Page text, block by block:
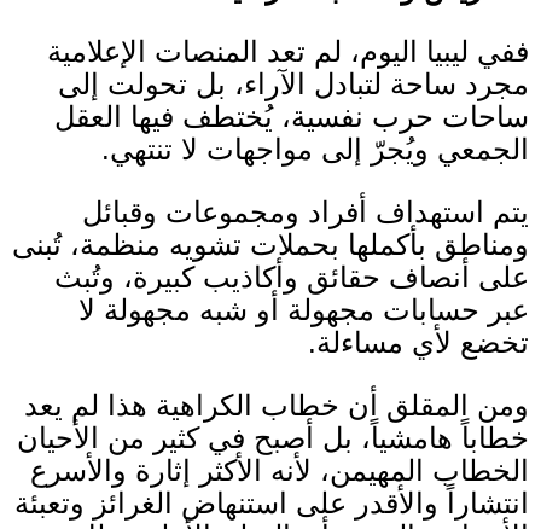
ففي ليبيا اليوم، لم تعد المنصات الإعلامية
مجرد ساحة لتبادل الآراء، بل تحولت إلى
ساحات حرب نفسية، يُختطف فيها العقل
الجمعي ويُجرّ إلى مواجهات لا تنتهي.
يتم استهداف أفراد ومجموعات وقبائل
ومناطق بأكملها بحملات تشويه منظمة، تُبنى
على أنصاف حقائق وأكاذيب كبيرة، وتُبث
عبر حسابات مجهولة أو شبه مجهولة لا
تخضع لأي مساءلة.
ومن المقلق أن خطاب الكراهية هذا لم يعد
خطاباً هامشياً، بل أصبح في كثير من الأحيان
الخطاب المهيمن، لأنه الأكثر إثارة والأسرع
انتشاراً والأقدر على استنهاض الغرائز وتعبئة